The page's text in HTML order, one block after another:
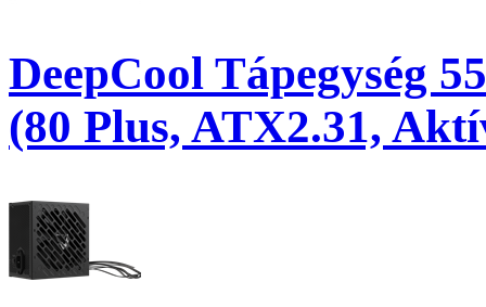
DeepCool Tápegység
(80 Plus, ATX2.31,